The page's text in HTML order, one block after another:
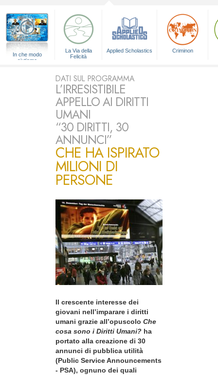
In che modo
aiutiamo
La Via della
Felicità
Applied Scholastics Criminon
DATI SUL PROGRAMMA
L’IRRESISTIBILE
APPELLO AI DIRITTI
UMANI
“30 DIRITTI, 30
ANNUNCI”
CHE HA ISPIRATO
MILIONI DI
PERSONE
Il crescente interesse dei
giovani nell’imparare i diritti
umani grazie all’opuscolo Che
cosa sono i Diritti Umani? ha
portato alla creazione di 30
annunci di pubblica utilità
(Public Service Announcements
- PSA), ognuno dei quali